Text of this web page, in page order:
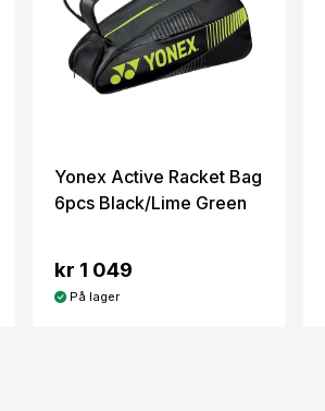
Yonex Active Racket Bag
6pcs Black/Lime Green
kr 1 049
På lager